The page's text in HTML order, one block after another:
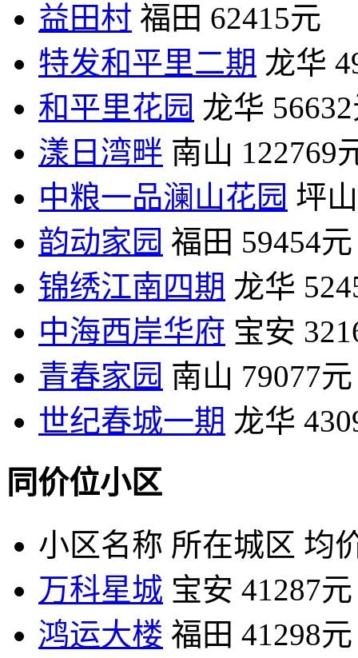
益田村 福田 62415元
特发和平里二期 龙华
和平里花园 龙华
漾日湾畔 南山 122769
中粮一品澜山花园 坪山
韵动家园 福田 59454元
锦绣江南四期 龙华
中海西岸华府 宝安
青春家园 南山 79077元
世纪春城一期 龙华
同价位小区
小区名称 所在城区 均
万科星城 宝安 41287元
鸿运大楼 福田 41298元